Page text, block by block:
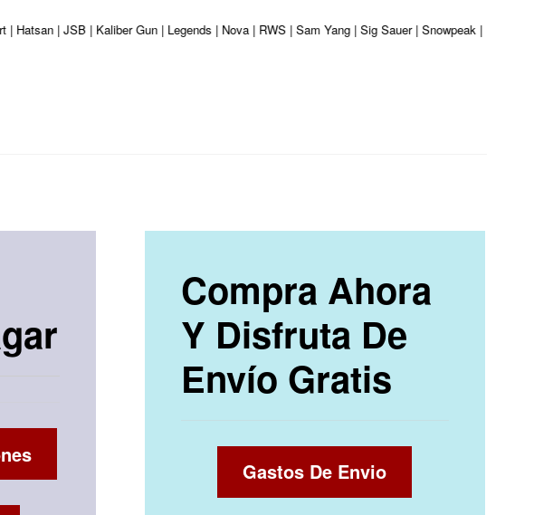
| JSB | Kaliber Gun | Legends | Nova | RWS | Sam Yang | Sig Sauer | Snowpeak | Umarex |
Compra Ahora
Y Disfruta De
Envío Gratis
Gastos De Envio